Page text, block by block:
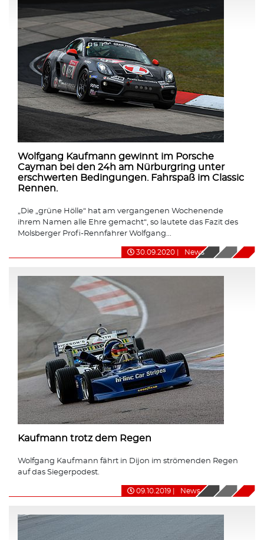
Wolfgang Kaufmann gewinnt im Porsche
Cayman bei den 24h am Nürburgring unter
erschwerten Bedingungen. Fahrspaß im Classic
Rennen.
„Die „grüne Hölle“ hat am vergangenen Wochenende
ihrem Namen alle Ehre gemacht“, so lautete das Fazit des
Molsberger Profi-Rennfahrer Wolfgang...
30.09.2020 News
Kaufmann trotz dem Regen
Wolfgang Kaufmann fährt in Dijon im strömenden Regen
auf das Siegerpodest.
09.10.2019 News